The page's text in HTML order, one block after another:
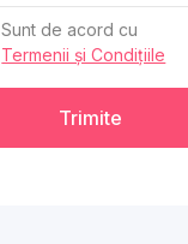
Sunt de acord cu
Termenii și Condițiile
Trimite